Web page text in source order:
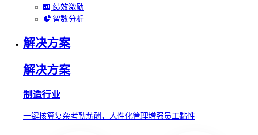
绩效激励
智数分析
解决方案
解决方案
制造行业
一键核算复杂考勤薪酬，人性化管理增强员工黏性